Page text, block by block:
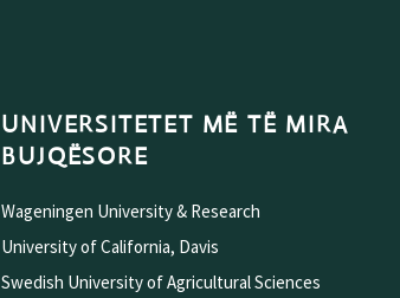
UNIVERSITETET MË TË MIRA
BUJQËSORE
Wageningen University & Research
University of California, Davis
Swedish University of Agricultural Sciences